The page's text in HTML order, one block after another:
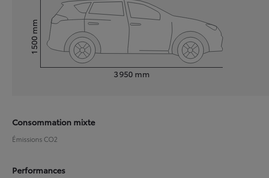
3 950 mm
Hauteur1 500
mm
Consommation mixte
Émissions CO2
Performances